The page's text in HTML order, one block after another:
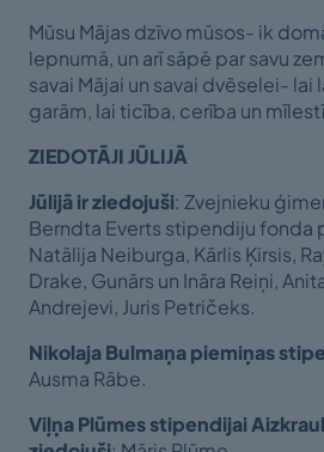
Mūsu Mājas dzīvo mūsos- ik
lepnumā, un arī sāpē par savu
savai Mājai un savai dvēselei-
garām, lai ticība, cerība un
ZIEDOTĀJI JŪLIJĀ
Jūlijā ir ziedojuši: Zvejnieku
Berndta Everts stipendiju fonda
Natālija Neiburga, Kārlis Ķirsis,
Drake, Gunārs un Ināra Reiņi,
Andrejevi, Juris Petričeks.
Nikolaja Bulmaņa piemiņas
Ausma Rābe.
Viļņa Plūmes stipendijai